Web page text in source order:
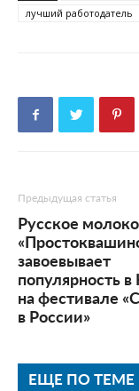
лучший работодатель
Предыдущая статья
Русское молоко
завоевывает
популярность в
на фестивале
в России»
ЕЩЕ ПО ТЕМЕ